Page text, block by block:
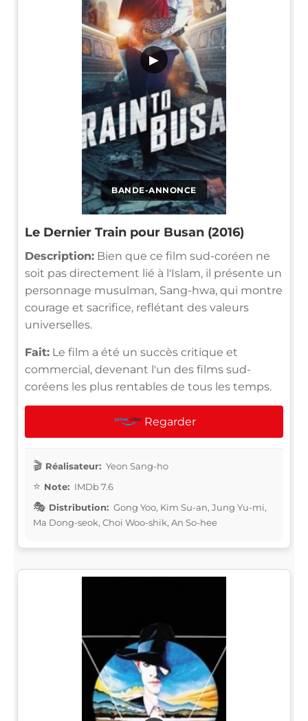
BANDE-ANNONCE
▶
Le Dernier Train pour Busan (2016)
Description: Bien que ce film sud-coréen ne
soit pas directement lié à l'Islam, il présente un
personnage musulman, Sang-hwa, qui montre
courage et sacrifice, reflétant des valeurs
universelles.
Fait: Le film a été un succès critique et
commercial, devenant l'un des films sud-
coréens les plus rentables de tous les temps.
Regarder
Réalisateur: Yeon Sang-ho
Note: IMDb 7.6
Distribution: Gong Yoo, Kim Su-an, Jung Yu-mi,
Ma Dong-seok, Choi Woo-shik, An So-hee